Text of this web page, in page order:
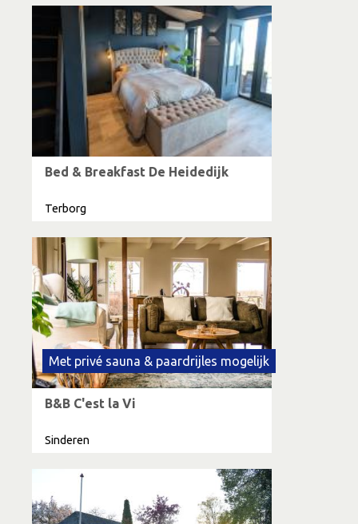
Bed & Breakfast De Heidedijk
Terborg
Met privé sauna & paardrijles mogelijk
B&B C'est la Vi
Sinderen